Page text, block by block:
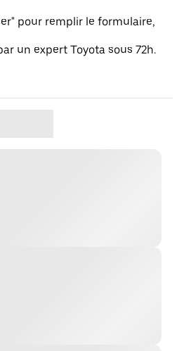
pour remplir le formulaire,
un expert Toyota sous 72h.